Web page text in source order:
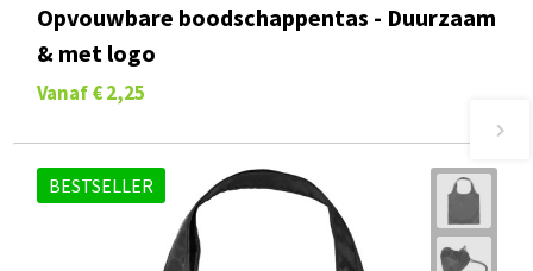
Opvouwbare boodschappentas - Duurzaam
& met logo
Vanaf € 2,25
BESTSELLER